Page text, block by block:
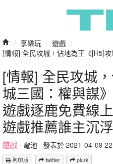
/ 享樂玩 / 遊戲 /
[情報] 全民攻城，佔地為王《[H5]
[情報] 全民攻城
城三國：權與謀
遊戲逐鹿免費線
遊戲推薦誰主沉浮
遊戲 · 電池 · 發表於 2021-04-09
列印版 twitter plurk